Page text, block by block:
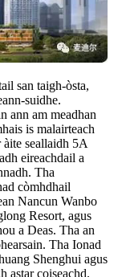
san taigh-òsta,
suidhe.
ann am meadhan
is malairteach
seallaidh 5A
eireachdail a
Tha
còmhdhail
Nancun Wanbo
Resort, agus
a Deas. Tha an
Tha Ionad
Shenghui agus
astar coiseachd.